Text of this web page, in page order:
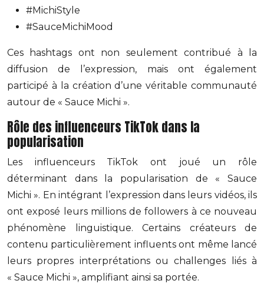
#MichiStyle
#SauceMichiMood
Ces hashtags ont non seulement contribué à la
diffusion de l’expression, mais ont également
participé à la création d’une véritable communauté
autour de « Sauce Michi ».
Rôle des influenceurs TikTok dans la
popularisation
Les influenceurs TikTok ont joué un rôle
déterminant dans la popularisation de « Sauce
Michi ». En intégrant l’expression dans leurs vidéos, ils
ont exposé leurs millions de followers à ce nouveau
phénomène linguistique. Certains créateurs de
contenu particulièrement influents ont même lancé
leurs propres interprétations ou challenges liés à
« Sauce Michi », amplifiant ainsi sa portée.